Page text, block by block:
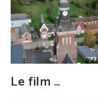
Le film …